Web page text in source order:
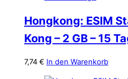
Hongkong: ESIM
Kong – 2 GB – 15
7,74 € In den Warenkorb